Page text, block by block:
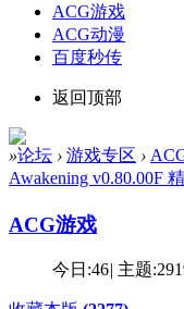
ACG游戏
ACG动漫
百度秒传
返回顶部
»论坛 › 游戏专区 ›
Awakening v0.80.00F
ACG游戏
今日:46| 主题: